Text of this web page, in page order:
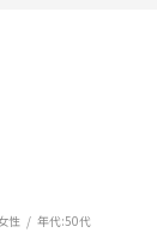
性 年代:50代